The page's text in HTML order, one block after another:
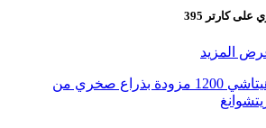
كارتر 395